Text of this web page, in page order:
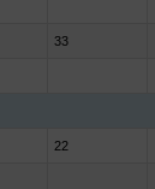
33
22